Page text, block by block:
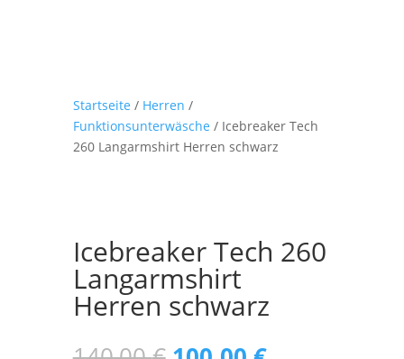
Startseite / Herren /
Funktionsunterwäsche / Icebreaker Tech
260 Langarmshirt Herren schwarz
Icebreaker Tech 260
Langarmshirt
Herren schwarz